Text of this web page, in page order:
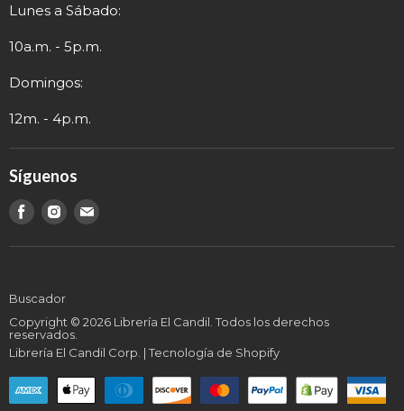
Términos y Envío
Información de Contacto
Lunes a Sábado:
10a.m. - 5p.m.
Domingos:
12m. - 4p.m.
Síguenos
Encuéntranos
Encuéntranos
Encuéntranos
Buscador
Copyright © 2026 Librería El Candil. Todos los derechos
reservados.
Librería El Candil Corp. | Tecnología de Shopify